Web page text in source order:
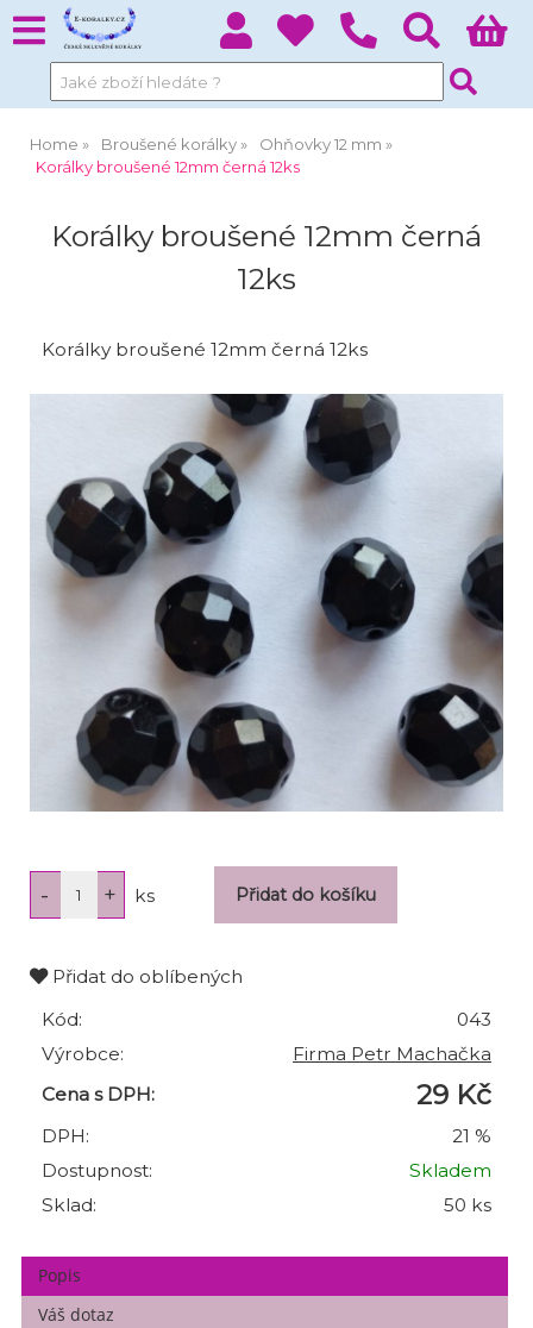
Home Broušené korálky
Ohňovky 12 mm
Korálky broušené 12mm černá 12ks
Korálky broušené 12mm černá
12ks
Korálky broušené 12mm černá 12ks
ks
Přidat do oblíbených
Kód:
043
Výrobce:
Firma Petr Machačka
Cena s DPH:
29 Kč
DPH:
21 %
Dostupnost:
Skladem
Sklad:
50 ks
Popis
Váš dotaz